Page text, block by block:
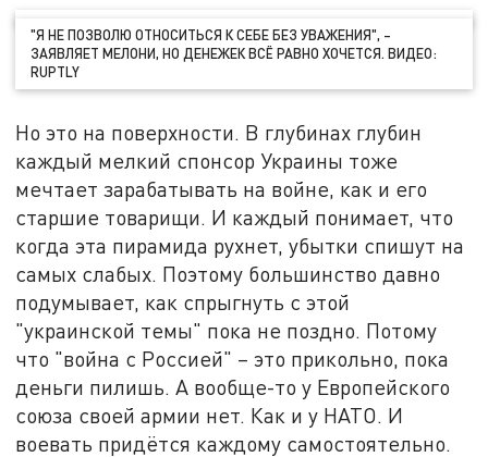
"Я НЕ ПОЗВОЛЮ ОТНОСИТЬСЯ К СЕБЕ БЕЗ УВАЖЕНИЯ", –
ЗАЯВЛЯЕТ МЕЛОНИ, НО ДЕНЕЖЕК ВСЁ РАВНО ХОЧЕТСЯ. ВИДЕО:
RUPTLY
Но это на поверхности. В глубинах глубин
каждый мелкий спонсор Украины тоже
мечтает зарабатывать на войне, как и его
старшие товарищи. И каждый понимает, что
когда эта пирамида рухнет, убытки спишут на
самых слабых. Поэтому большинство давно
подумывает, как спрыгнуть с этой
"украинской темы" пока не поздно. Потому
что "война с Россией" – это прикольно, пока
деньги пилишь. А вообще-то у Европейского
союза своей армии нет. Как и у НАТО. И
воевать придётся каждому самостоятельно.